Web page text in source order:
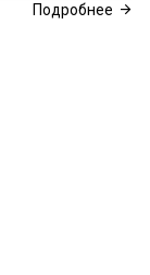
Подробнее